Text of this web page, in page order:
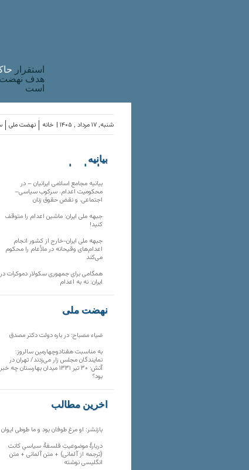
استقرار
هدف نهضت
است
نهضت ملی خانه شنبه, ۱۷ مرداد , ۱۴۰۵ |
بیانیه
سازمان‌های
بیانیه مجامع اسلامی ایرانیان – در
محکومیت اعدام، سرکوب سیاسی–
اجتماعی، و نقض حقوق زنان
جبهه ملی ایران: ماشین اعدام را متوقف
کنید!
جبهه ملی ایران-خارج از کشور انجام
اعدام‌های وقیحانه در ملأِعام را محکوم
می‌کند
همگامی برای جمهوری سکولار دموکرات در
ایران: نه به اعدام
نهضت ملی
ضیاء مصباح: در باره دولت دکتر مصدق
به مناسبت هفتادوچهارمین سالروز:
نمایندگان مجلس زار می‌زدند/ تهران در
آتش؛ ۳۰ تیر ۱۳۳۱ میدان بهارستان چه خبر
بود؟
آخرین مطالب
بازنشر: او مرغ طوفان بود و ما طوطی ایوان
دربارهٔ موضوعیتِ فلسفهٔ سیاسیِ کانت
(ترجمه از آلمانی) + متن آلمانی + متن
انگلیسی نوشته